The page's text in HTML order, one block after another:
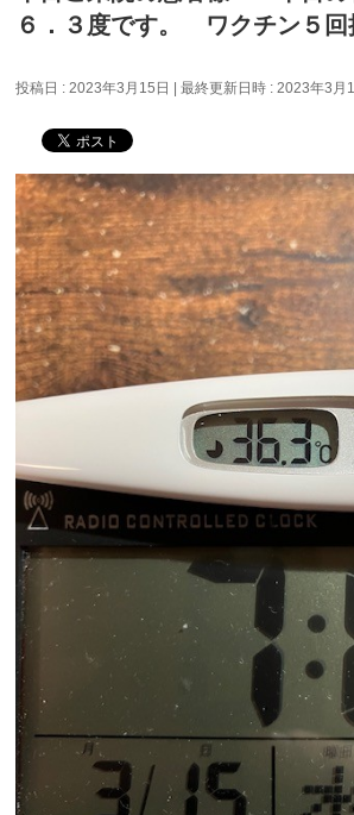
６．３度です。 ワクチン５回
投稿日 : 2023年3月15日 最終更新日時 : 2023年3月